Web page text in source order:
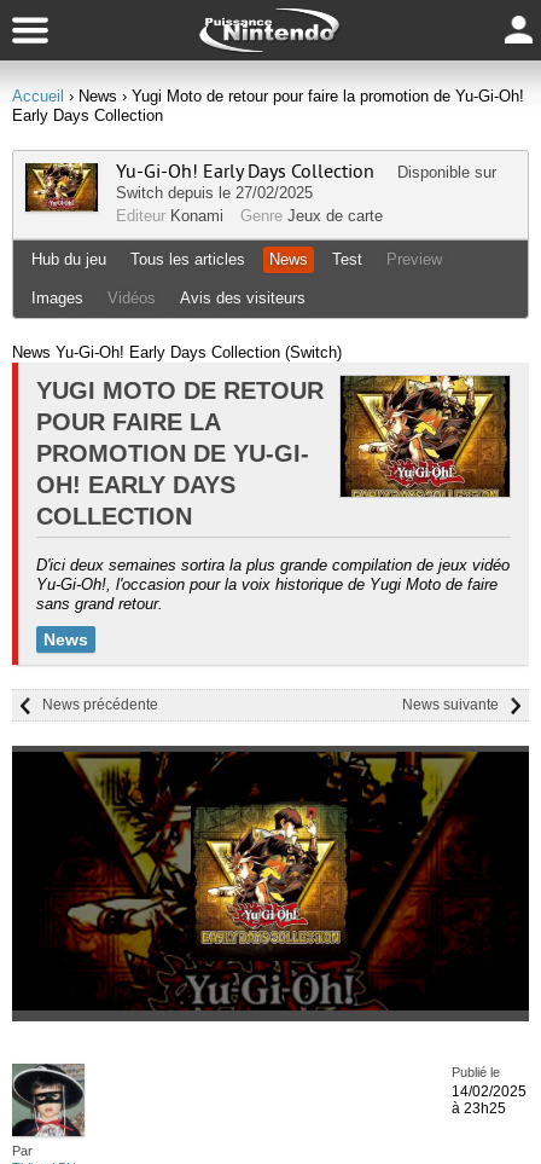
Accueil › News › Yugi Moto de retour pour faire la promotion de Yu-Gi-Oh!
Early Days Collection
Yu-Gi-Oh! Early Days Collection
Disponible sur
Switch depuis le 27/02/2025
Editeur Konami Genre Jeux de carte
Hub du jeu Tous les articles News Test Preview
Images Vidéos Avis des visiteurs
News Yu-Gi-Oh! Early Days Collection (Switch)
YUGI MOTO DE RETOUR
POUR FAIRE LA
PROMOTION DE YU-GI-
OH! EARLY DAYS
COLLECTION
D'ici deux semaines sortira la plus grande compilation de jeux vidéo
Yu-Gi-Oh!, l'occasion pour la voix historique de Yugi Moto de faire
sans grand retour.
News
News suivante
News précédente
Par
Publié le
14/02/2025
à 23h25